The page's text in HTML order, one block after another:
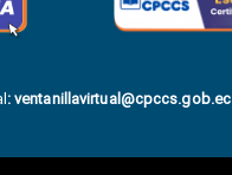
:ventanillavirtual@cpccs.gob.ec